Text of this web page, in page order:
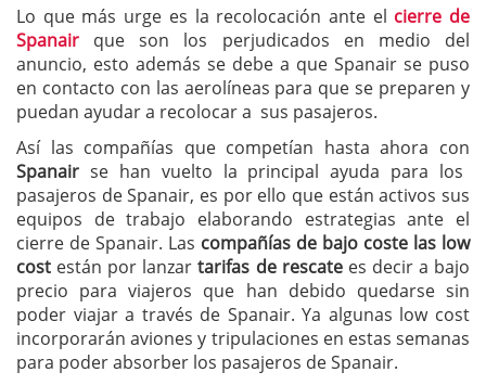
Lo que más urge es la recolocación ante el cierre de
Spanair que son los perjudicados en medio del
anuncio, esto además se debe a que Spanair se puso
en contacto con las aerolíneas para que se preparen y
puedan ayudar a recolocar a sus pasajeros.
Así las compañías que competían hasta ahora con
Spanair se han vuelto la principal ayuda para los
pasajeros de Spanair, es por ello que están activos sus
equipos de trabajo elaborando estrategias ante el
cierre de Spanair. Las compañías de bajo coste las low
cost están por lanzartarifas de rescatees decir a bajo
precio para viajeros que han debido quedarse sin
poder viajar a través de Spanair. Ya algunas low cost
incorporarán aviones y tripulaciones en estas semanas
para poder absorber los pasajeros de Spanair.